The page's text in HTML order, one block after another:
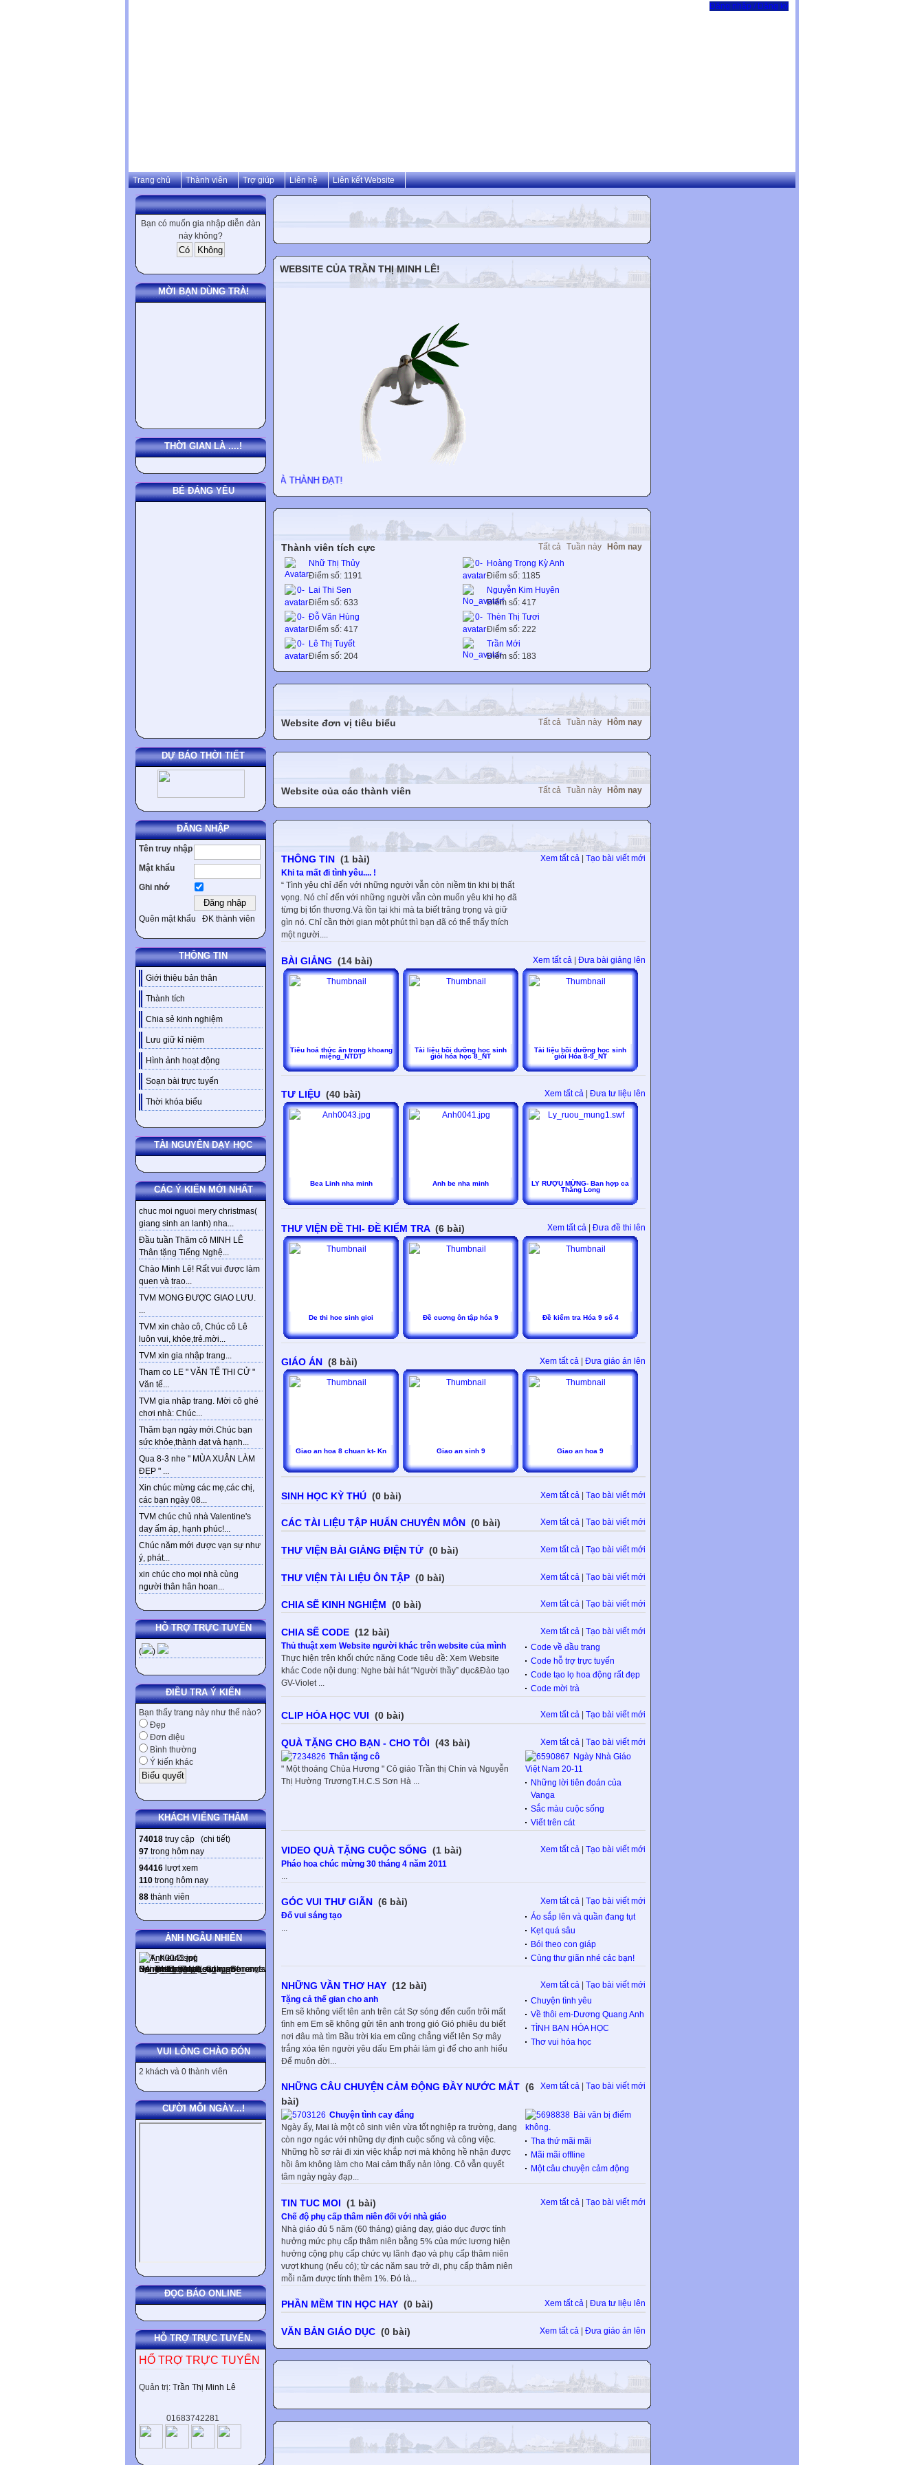
Đăng nhập / Đăng ký
Trang chủ Thành viên Trợ giúp Liên hệ Liên kết Website
Bạn có muốn gia nhập diễn đàn
này không?
MỜI BẠN DÙNG TRÀ!
THỜI GIAN LÀ ....!
BÉ ĐÁNG YÊU
DỰ BÁO THỜI TIẾT
ĐĂNG NHẬP
Tên truy nhập
Mật khẩu
Ghi nhớ
Quên mật khẩu ĐK thành viên
THÔNG TIN
Giới thiệu bản thân
Thành tích
Chia sẻ kinh nghiệm
Lưu giữ kỉ niệm
Hình ảnh hoạt động
Soạn bài trực tuyến
Thời khóa biểu
TÀI NGUYÊN DẠY HỌC
CÁC Ý KIẾN MỚI NHẤT
chuc moi nguoi mery christmas(
giang sinh an lanh) nha...
Đầu tuần Thăm cô MINH LÊ
Thân tặng Tiếng Nghệ...
Chào Minh Lê! Rất vui được làm
quen và trao...
TVM MONG ĐƯỢC GIAO LƯU.
TVM xin chào cô, Chúc cô Lê
luôn vui, khỏe,trẻ.mời...
TVM xin gia nhập trang...
Tham co LE " VĂN TẾ THI CỬ "
Văn tế...
TVM gia nhập trang. Mời cô ghé
chơi nhà: Chúc...
Thăm bạn ngày mới.Chúc bạn
sức khỏe,thành đạt và hạnh...
Qua 8-3 nhe " MÙA XUÂN LÀM
ĐẸP " ...
Xin chúc mừng các mẹ,các chị,
các bạn ngày 08...
TVM chúc chủ nhà Valentine's
day ấm áp, hạnh phúc!...
Chúc năm mới được vạn sự như
ý, phát...
xin chúc cho mọi nhà cùng
người thân hân hoan...
HỖ TRỢ TRỰC TUYẾN
( )
ĐIỀU TRA Ý KIẾN
Bạn thấy trang này như thế nào?
Đẹp
Đơn điệu
Bình thường
Ý kiến khác
KHÁCH VIẾNG THĂM
74018 truy cập (chi tiết)
97 trong hôm nay
94416 lượt xem
110 trong hôm nay
88 thành viên
ẢNH NGẪU NHIÊN
VUI LÒNG CHÀO ĐÓN
2 khách và 0 thành viên
CƯỜI MỖI NGÀY...!
ĐỌC BÁO ONLINE
HỖ TRỢ TRỰC TUYẾN.
HỔ TRỢ TRỰC TUYẾN
Quản trị: Trần Thị Minh Lê
01683742281
WEBSITE CỦA TRẦN THỊ MINH LÊ!
QUÝ THẦY CÔ VÀ CÁC BẠN SỨC KHỎE, HẠNH PHÚC VÀ THÀNH ĐẠT!
Tất cả Tuần này Hôm nay
Thành viên tích cực
Nhữ Thị Thủy
Điểm số: 1191
Hoàng Trọng Kỳ Anh
Điểm số: 1185
Lai Thi Sen
Điểm số: 633
Nguyễn Kim Huyên
Điểm số: 417
Đỗ Văn Hùng
Điểm số: 417
Thèn Thị Tươi
Điểm số: 222
Lê Thị Tuyết
Điểm số: 204
Trần Mới
Điểm số: 183
Tất cả Tuần này Hôm nay
Website đơn vị tiêu biểu
Tất cả Tuần này Hôm nay
Website của các thành viên
Xem tất cả Tạo bài viết mới
THÔNG TIN (1 bài)
Khi ta mất đi tình yêu.... !
“ Tình yêu chỉ đến với những người vẫn còn niềm tin khi bị thất
vọng. Nó chỉ đến với những người vẫn còn muốn yêu khi họ đã
từng bị tổn thương.Và tồn tại khi mà ta biết trâng trọng và giữ
gìn nó. Chỉ cần thời gian một phút thì bạn đã có thể thấy thích
một người....
Xem tất cả | Đưa bài giảng lên
BÀI GIẢNG (14 bài)
Tiêu hoá thức ăn trong khoang
miệng_NTDT
Tài liệu bồi dưỡng học sinh
giỏi hóa học 8_NT
Tài liệu bồi dưỡng học sinh
giỏi Hóa 8-9_NT
Xem tất cả Đưa tư liệu lên
TƯ LIỆU (40 bài)
Bea Linh nha minh Anh be nha minh
LY RƯỢU MỪNG- Ban hợp ca
Thăng Long
Xem tất cả | Đưa đề thi lên
THƯ VIỆN ĐỀ THI- ĐỀ KIỂM TRA (6 bài)
De thi hoc sinh gioi Đề cuơng ôn tập hóa 9 Đề kiểm tra Hóa 9 số 4
Xem tất cả Đưa giáo án lên
GIÁO ÁN (8 bài)
Giao an hoa 8 chuan kt- Kn Giao an sinh 9 Giao an hoa 9
Xem tất cả | Tạo bài viết mới
SINH HỌC KỲ THÚ (0 bài)
Xem tất cả Tạo bài viết mới
CÁC TÀI LIỆU TẬP HUẤN CHUYÊN MÔN (0 bài)
Xem tất cả Tạo bài viết mới
THƯ VIỆN BÀI GIẢNG ĐIỆN TỬ (0 bài)
Xem tất cả | Tạo bài viết mới
THƯ VIỆN TÀI LIỆU ÔN TẬP (0 bài)
Xem tất cả Tạo bài viết mới
CHIA SẼ KINH NGHIỆM (0 bài)
Xem tất cả | Tạo bài viết mới
CHIA SẼ CODE (12 bài)
Thủ thuật xem Website người khác trên website của mình
Thực hiện trên khối chức năng Code tiêu đề: Xem Website
khác Code nội dung: Nghe bài hát “Người thầy” dục&Đào tạo
GV-Violet ...
Code về đầu trang
Code hỗ trợ trực tuyến
Code tạo lọ hoa động rất đẹp
Code mời trà
Xem tất cả Tạo bài viết mới
CLIP HÓA HỌC VUI (0 bài)
Xem tất cả Tạo bài viết mới
QUÀ TẶNG CHO BẠN - CHO TÔI (43 bài)
Thân tặng cô
" Một thoáng Chùa Hương " Cô giáo Trần thị Chín và Nguyễn
Thị Hường TrươngT.H.C.S Sơn Hà ...
Ngày Nhà Giáo
Việt Nam 20-11
Những lời tiên đoán của
Vanga
Sắc màu cuộc sống
Viết trên cát
Xem tất cả | Tạo bài viết mới
VIDEO QUÀ TẶNG CUỘC SỐNG (1 bài)
Pháo hoa chúc mừng 30 tháng 4 năm 2011
Xem tất cả Tạo bài viết mới
GÓC VUI THƯ GIÃN (6 bài)
Đố vui sáng tạo
...
Áo sắp lên và quần đang tụt
Kẹt quá sâu
Bói theo con giáp
Cùng thư giãn nhé các bạn!
Xem tất cả | Tạo bài viết mới
NHỮNG VẦN THƠ HAY (12 bài)
Tặng cả thế gian cho anh
Em sẽ không viết tên anh trên cát Sợ sóng đến cuốn trôi mất
tình em Em sẽ không gửi tên anh trong gió Gió phiêu du biết
nơi đâu mà tìm Bầu trời kia em cũng chẳng viết lên Sợ mây
trắng xóa tên người yêu dấu Em phải làm gì để cho anh hiểu
Để muôn đời...
Chuyện tình yêu
Về thôi em-Dương Quang Anh
TÌNH BẠN HÓA HỌC
Thơ vui hóa học
Xem tất cả Tạo bài viết mới
NHỮNG CÂU CHUYỆN CẢM ĐỘNG ĐẦY NƯỚC MẮT (6
bài)
Chuyện tình cay đắng
Ngày ấy, Mai là một cô sinh viên vừa tốt nghiệp ra trường, đang
còn ngơ ngác với những dự định cuộc sống và công việc.
Những hồ sơ rải đi xin việc khắp nơi mà không hề nhận được
hồi âm không làm cho Mai cảm thấy nản lòng. Cô vẫn quyết
tâm ngày ngày đạp...
Bài văn bị điểm
không.
Tha thứ mãi mãi
Mãi mãi offline
Một câu chuyện cảm động
Xem tất cả | Tạo bài viết mới
TIN TUC MOI (1 bài)
Chế độ phụ cấp thâm niên đối với nhà giáo
Nhà giáo đủ 5 năm (60 tháng) giảng dạy, giáo dục được tính
hưởng mức phụ cấp thâm niên bằng 5% của mức lương hiện
hưởng cộng phụ cấp chức vụ lãnh đạo và phụ cấp thâm niên
vượt khung (nếu có); từ các năm sau trở đi, phụ cấp thâm niên
mỗi năm được tính thêm 1%. Đó là...
Xem tất cả Đưa tư liệu lên
PHẦN MỀM TIN HỌC HAY (0 bài)
Xem tất cả Đưa giáo án lên
VĂN BẢN GIÁO DỤC (0 bài)